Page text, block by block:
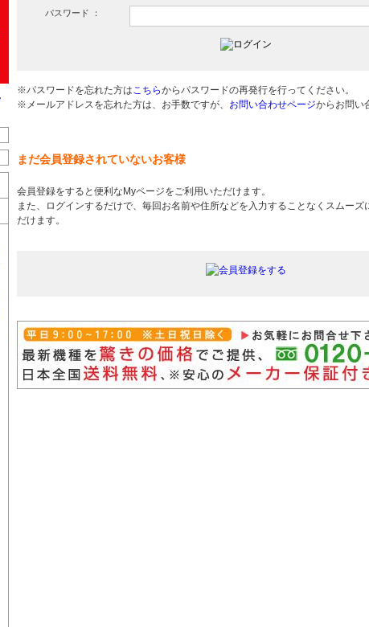
パスワード ：
※パスワードを忘れた方はこちらからパスワードの再発行を行ってください。
※メールアドレスを忘れた方は、お手数ですが、 お問い合わせページからお問い
まだ会員登録されていないお客様
会員登録をすると便利なMyページをご利用いただけます。
また、ログインするだけで、毎回お名前や住所などを入力することなくスムーズ
だけます。